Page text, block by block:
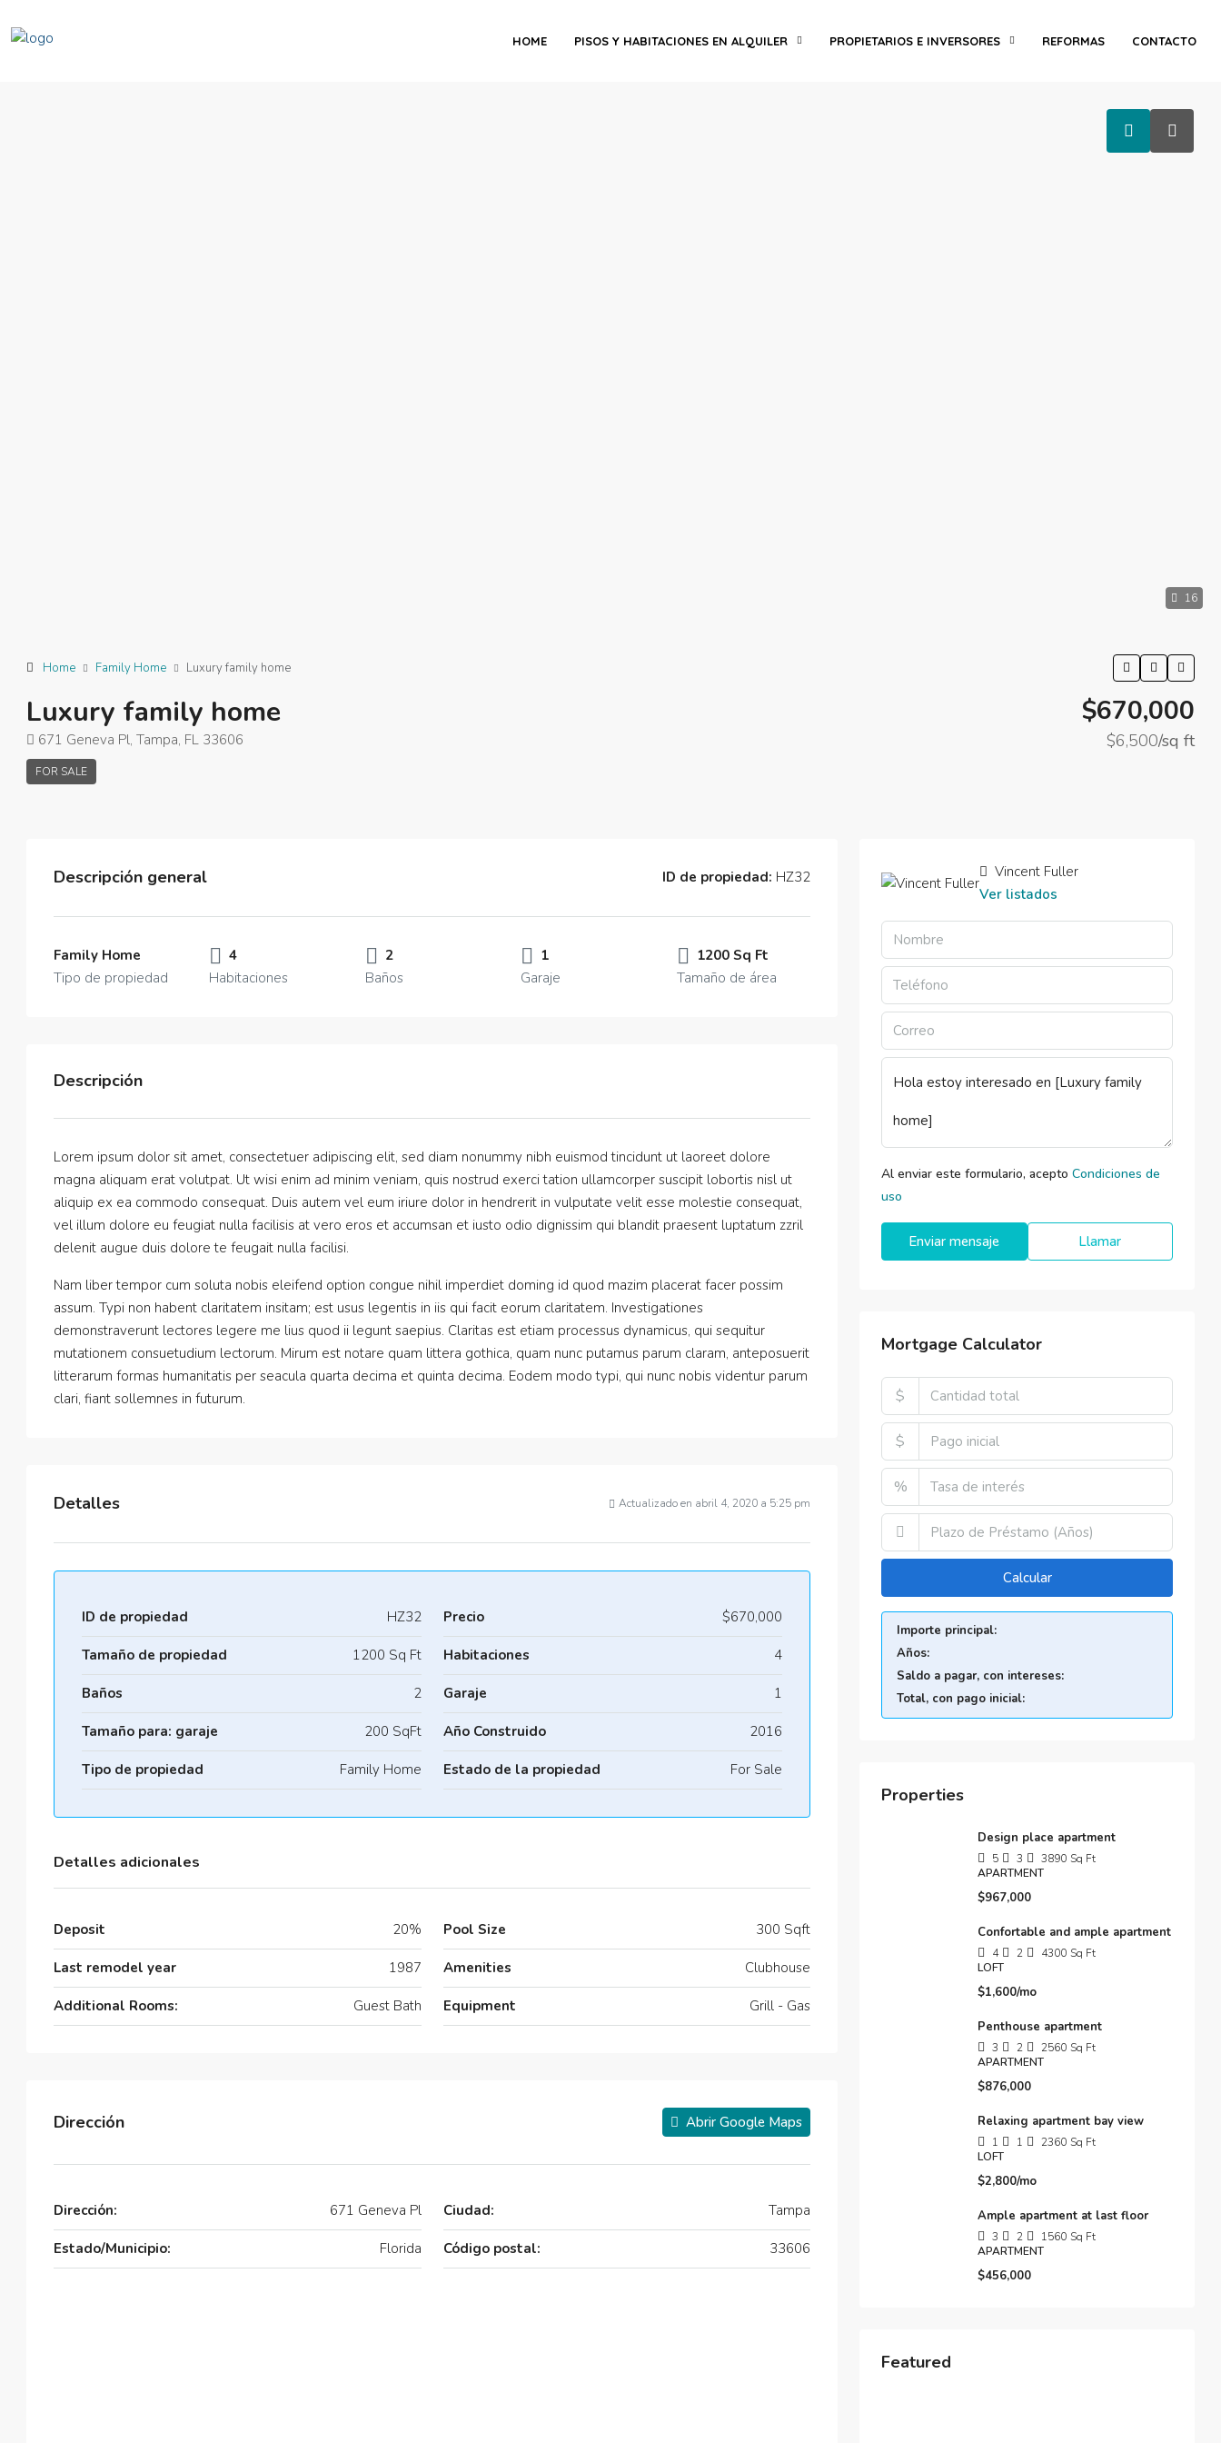
HOME PISOS Y HABITACIONES EN ALQUILER PROPIETARIOS E INVERSORES REFORMAS CONTACTO
16
Home Family Home Luxury family home
Luxury family home
671 Geneva Pl, Tampa, FL 33606
FOR SALE
$670,000
$6,500/sq ft
Descripción general ID de propiedad: HZ32
Family Home
Tipo de propiedad
4
Habitaciones
2
Baños
1
Garaje
1200 Sq Ft
Tamaño de área
Descripción
Lorem ipsum dolor sit amet, consectetuer adipiscing elit, sed diam nonummy nibh euismod tincidunt ut laoreet dolore
magna aliquam erat volutpat. Ut wisi enim ad minim veniam, quis nostrud exerci tation ullamcorper suscipit lobortis nisl ut
aliquip ex ea commodo consequat. Duis autem vel eum iriure dolor in hendrerit in vulputate velit esse molestie consequat,
vel illum dolore eu feugiat nulla facilisis at vero eros et accumsan et iusto odio dignissim qui blandit praesent luptatum zzril
delenit augue duis dolore te feugait nulla facilisi.
Nam liber tempor cum soluta nobis eleifend option congue nihil imperdiet doming id quod mazim placerat facer possim
assum. Typi non habent claritatem insitam; est usus legentis in iis qui facit eorum claritatem. Investigationes
demonstraverunt lectores legere me lius quod ii legunt saepius. Claritas est etiam processus dynamicus, qui sequitur
mutationem consuetudium lectorum. Mirum est notare quam littera gothica, quam nunc putamus parum claram, anteposuerit
litterarum formas humanitatis per seacula quarta decima et quinta decima. Eodem modo typi, qui nunc nobis videntur parum
clari, fiant sollemnes in futurum.
Detalles Actualizado en abril 4, 2020 a 5:25 pm
ID de propiedad HZ32 Precio $670,000
Tamaño de propiedad 1200 Sq Ft Habitaciones 4
Baños 2 Garaje 1
Tamaño para: garaje 200 SqFt Año Construido 2016
Tipo de propiedad Family Home Estado de la propiedad For Sale
Detalles adicionales
Deposit 20% Pool Size 300 Sqft
Last remodel year 1987 Amenities Clubhouse
Additional Rooms: Guest Bath Equipment Grill - Gas
Dirección Abrir Google Maps
Dirección: 671 Geneva Pl Ciudad: Tampa
Estado/Municipio: Florida Código postal: 33606
Vincent Fuller
Ver listados
Al enviar este formulario, acepto Condiciones de
uso
Enviar mensaje Llamar
Mortgage Calculator
$
$
%
Calcular
Importe principal:
Años:
Saldo a pagar, con intereses:
Total, con pago inicial:
Properties
Design place apartment
5 3 3890 Sq Ft
APARTMENT
$967,000
Confortable and ample apartment
4 2 4300 Sq Ft
LOFT
$1,600/mo
Penthouse apartment
3 2 2560 Sq Ft
APARTMENT
$876,000
Relaxing apartment bay view
1 1 2360 Sq Ft
LOFT
$2,800/mo
Ample apartment at last floor
3 2 1560 Sq Ft
APARTMENT
$456,000
Featured